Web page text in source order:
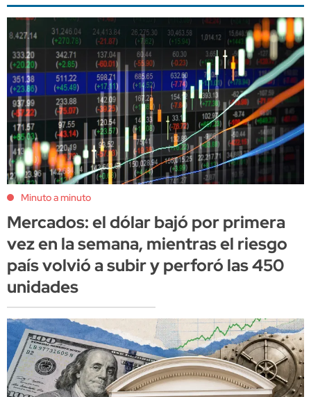
Minuto a minuto
Mercados: el dólar bajó por primera
vez en la semana, mientras el riesgo
país volvió a subir y perforó las 450
unidades